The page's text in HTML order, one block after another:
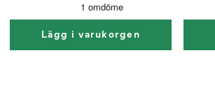
Lägg i varukorgen